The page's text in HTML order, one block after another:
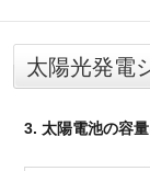
太陽光発電
3. 太陽電池の容